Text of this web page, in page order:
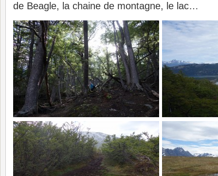
de Beagle, la chaine de montagne, le lac…